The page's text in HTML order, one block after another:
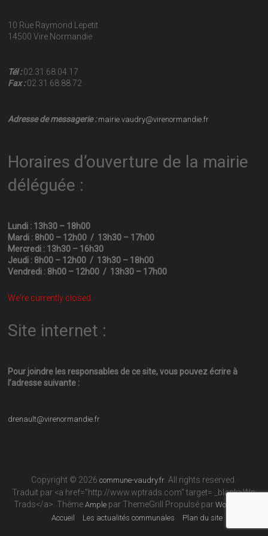
10 Rue Raymond Lepetit
14500 Vire Normandie
Tél :02.31.68.04.17
Fax :02.31.68.88.72
Adresse de messagerie :mairie.vaudry@virenormandie.fr
Horaires d’ouverture de la mairie
déléguée :
Lundi : 13h30 – 18h00
Mardi : 8h00 – 12h00 / 13h30 – 17h00
Mercredi : 13h30 – 16h30
Jeudi : 8h00 – 12h00 / 13h30 – 18h00
Vendredi : 8h00 – 12h00 / 13h30 – 17h00
We're currently closed.
Site internet :
Pour joindre les responsables de ce site, vous pouvez écrire à
l’adresse suivante :
drenault@virenormandie.fr
Copyright © 2026commune-vaudry.fr . All rights reserved.
Traduit par <a href="http://www.wptrads.com" target= _blank>Wp
Trads</a>. ThèmeAmple par ThemeGrill Propulsé parWordPress
Accueil
Les actualités communales Plan du site